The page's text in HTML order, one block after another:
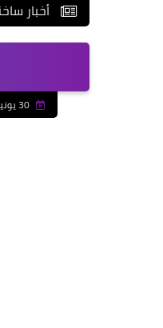
أخبار
30 يونيو 2026